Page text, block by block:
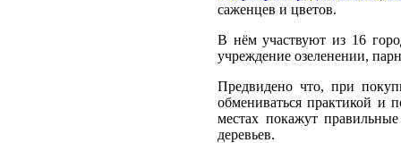
саженцев и цветов.
В нём участвуют из 16
учреждение озеленении,
Предвидено что, при
обмениваться практикой и
местах покажут
деревьев.